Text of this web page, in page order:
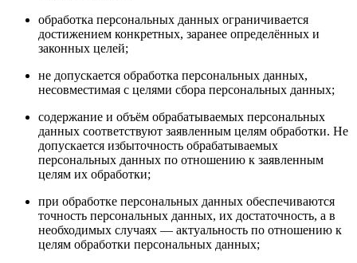
обработка персональных данных ограничивается
достижением конкретных, заранее определённых и
законных целей;
не допускается обработка персональных данных,
несовместимая с целями сбора персональных данных;
содержание и объём обрабатываемых персональных
данных соответствуют заявленным целям обработки. Не
допускается избыточность обрабатываемых
персональных данных по отношению к заявленным
целям их обработки;
при обработке персональных данных обеспечиваются
точность персональных данных, их достаточность, а в
необходимых случаях — актуальность по отношению к
целям обработки персональных данных;